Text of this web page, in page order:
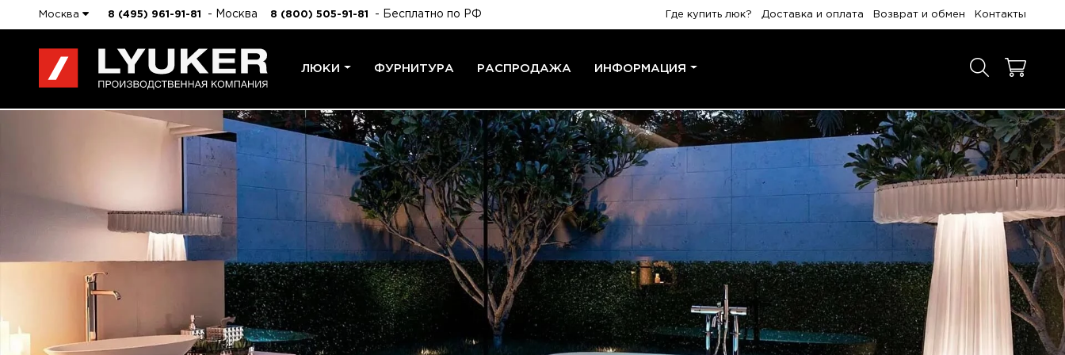
Москва 8 (495) 961-91-81 - Москва 8 (800) 505-91-81 - Бесплатно по РФ Где купить люк? Доставка и оплата Возврат и обмен Контакты
ЛЮКИ ФУРНИТУРА РАСПРОДАЖА ИНФОРМАЦИЯ